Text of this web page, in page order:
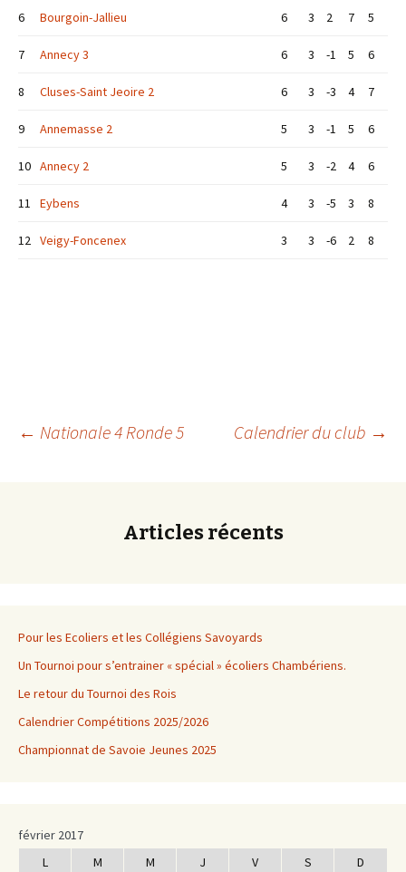
6 Bourgoin-Jallieu 6 3 2 7 5
7 Annecy 3 6 3 -1 5 6
8 Cluses-Saint Jeoire 2 6 3 -3 4 7
9 Annemasse 2 5 3 -1 5 6
10 Annecy 2 5 3 -2 4 6
11 Eybens 4 3 -5 3 8
12 Veigy-Foncenex 3 3 -6 2 8
Navigation
← Nationale 4 Ronde 5 Calendrier du club →
Articles récents
Pour les Ecoliers et les Collégiens Savoyards
Un Tournoi pour s’entrainer « spécial » écoliers Chambériens.
Le retour du Tournoi des Rois
Calendrier Compétitions 2025/2026
Championnat de Savoie Jeunes 2025
février 2017
L
M M J V S D